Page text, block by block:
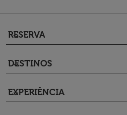
RESERVA
keyboard_arrow_down
DESTINOS
keyboard_arrow_down
EXPERIÊNCIA
keyboard_arrow_down